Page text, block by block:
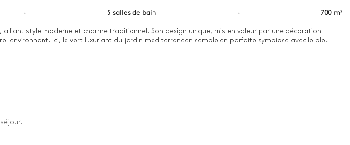
· 5 salles de bain · 700 m²
style moderne et charme traditionnel. Son design unique, mis en valeur par une décoration
Ici, le vert luxuriant du jardin méditerranéen semble en parfaite symbiose avec le bleu